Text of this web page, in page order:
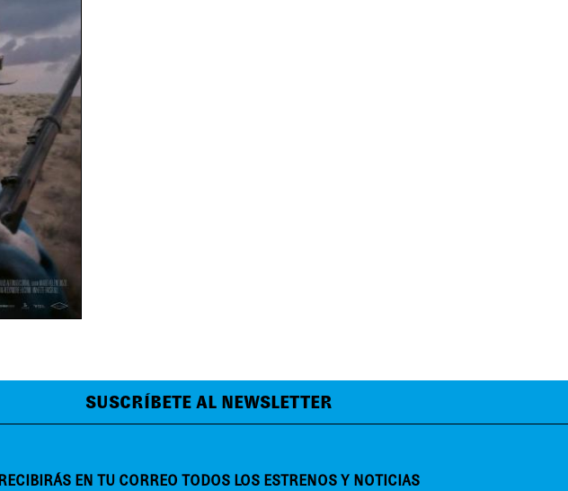
SUSCRÍBETE AL NEWSLETTER
RECIBIRÁS EN TU CORREO TODOS LOS ESTRENOS Y NOTICIAS